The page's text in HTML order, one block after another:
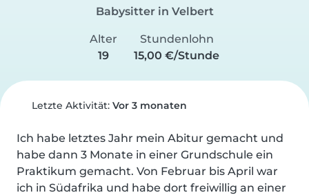
Babysitter in Velbert
Alter
19
Stundenlohn
15,00 €/Stunde
Letzte Aktivität: Vor 3 monaten
Ich habe letztes Jahr mein Abitur gemacht und
habe dann 3 Monate in einer Grundschule ein
Praktikum gemacht. Von Februar bis April war
ich in Südafrika und habe dort freiwillig an einer